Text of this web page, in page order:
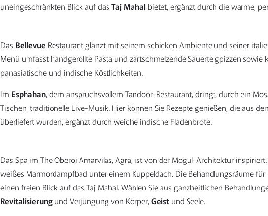
uneingeschränkten Blick auf dasTaj Mahal bietet, ergänzt durch die warme,
Das Bellevue Restaurant glänzt mit seinem schicken Ambiente und seiner
Menü umfasst handgerollte Pasta und zartschmelzende Sauerteigpizzen sowie
panasiatische und indische Köstlichkeiten.
Im Esphahan, dem anspruchsvollem Tandoor-Restaurant, dringt, durch ein
Tischen, traditionelle Live-Musik. Hier können Sie Rezepte genießen, die aus
überliefert wurden, ergänzt durch weiche indische Fladenbrote.
Das Spa im The Oberoi Amarvilas, Agra, ist von der Mogul-Architektur
weißes Marmordampfbad unter einem Kuppeldach. Die Behandlungsräume
einen freien Blick auf das Taj Mahal. Wählen Sie aus ganzheitlichen
Revitalisierung und Verjüngung von Körper,Geist und Seele.